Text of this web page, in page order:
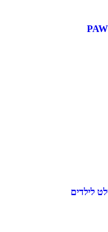
לילדים